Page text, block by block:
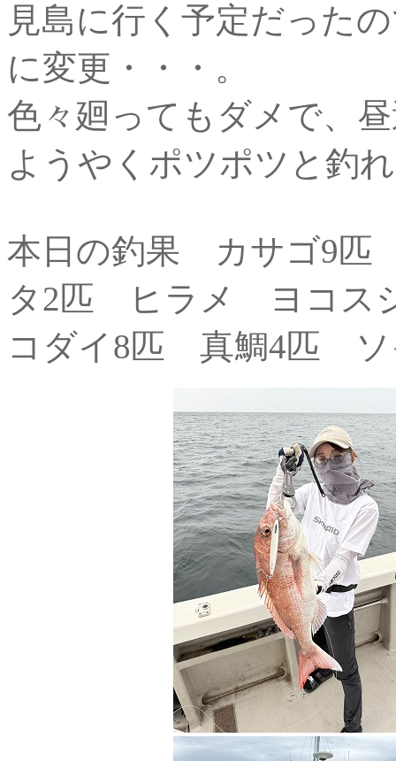
見島に行く予定だった
に変更・・・。
色々廻ってもダメで、
ようやくポツポツと釣
本日の釣果 カサゴ9
タ2匹 ヒラメ ヨコス
コダイ8匹 真鯛4匹